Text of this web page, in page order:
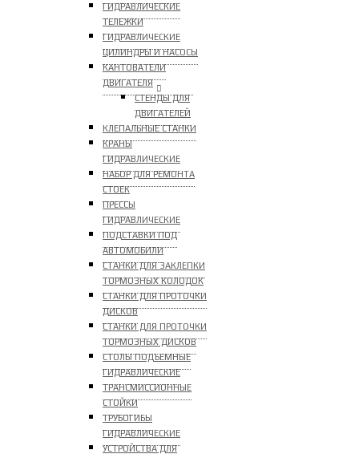
ГИДРАВЛИЧЕСКИЕ
ТЕЛЕЖКИ
ГИДРАВЛИЧЕСКИЕ
ЦИЛИНДРЫ И НАСОСЫ
КАНТОВАТЕЛИ
ДВИГАТЕЛЯ
СТЕНДЫ ДЛЯ
ДВИГАТЕЛЕЙ
КЛЕПАЛЬНЫЕ СТАНКИ
КРАНЫ
ГИДРАВЛИЧЕСКИЕ
НАБОР ДЛЯ РЕМОНТА
СТОЕК
ПРЕССЫ
ГИДРАВЛИЧЕСКИЕ
ПОДСТАВКИ ПОД
АВТОМОБИЛИ
СТАНКИ ДЛЯ ЗАКЛЕПКИ
ТОРМОЗНЫХ КОЛОДОК
СТАНКИ ДЛЯ ПРОТОЧКИ
ДИСКОВ
СТАНКИ ДЛЯ ПРОТОЧКИ
ТОРМОЗНЫХ ДИСКОВ
СТОЛЫ ПОДЪЕМНЫЕ
ГИДРАВЛИЧЕСКИЕ
ТРАНСМИССИОННЫЕ
СТОЙКИ
ТРУБОГИБЫ
ГИДРАВЛИЧЕСКИЕ
УСТРОЙСТВА ДЛЯ